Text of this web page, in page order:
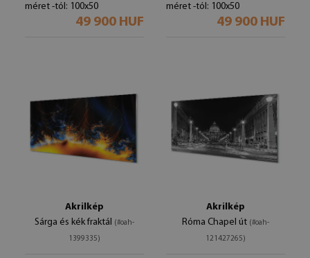
méret -tól: 100x50
49 900 HUF
méret -tól: 100x50
49 900 HUF
Akrilkép
Sárga és kék fraktál (#oah-
1399335)
Akrilkép
Róma Chapel út (#oah-
121427265)